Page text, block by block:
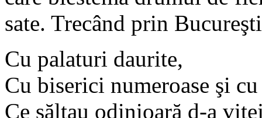
sate. Trecând prin
Cu palaturi daurite,
Cu biserici numeroase şi
Ce săltau odinioară d-a